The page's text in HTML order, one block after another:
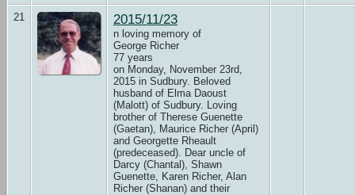
21 2015/11/23
n loving memory of
George Richer
77 years
on Monday, November 23rd,
2015 in Sudbury. Beloved
husband of Elma Daoust
(Malott) of Sudbury. Loving
brother of Therese Guenette
(Gaetan), Maurice Richer (April)
and Georgette Rheault
(predeceased). Dear uncle of
Darcy (Chantal), Shawn
Guenette, Karen Richer, Alan
Richer (Shanan) and their